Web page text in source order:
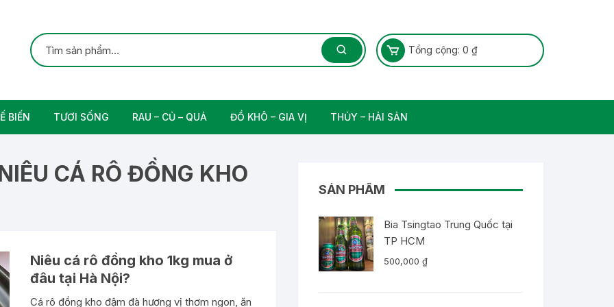
Tổng cộng: 0 ₫
BIẾN TƯƠI SỐNG
Thịt bò tươi sạch
RAU – CỦ – QUẢ ĐỒ KHÔ – GIA VỊ THỦY – HẢI SẢN
CÁ RÔ ĐỒNG KHO
Niêu cá rô đồng kho 1kg mua ở
đâu tại Hà Nội?
Cá rô đồng kho đậm đà hương vị thơm ngon, ăn
SẢN PHẨM
Bia Tsingtao Trung Quốc tại
TP HCM
500,000 ₫